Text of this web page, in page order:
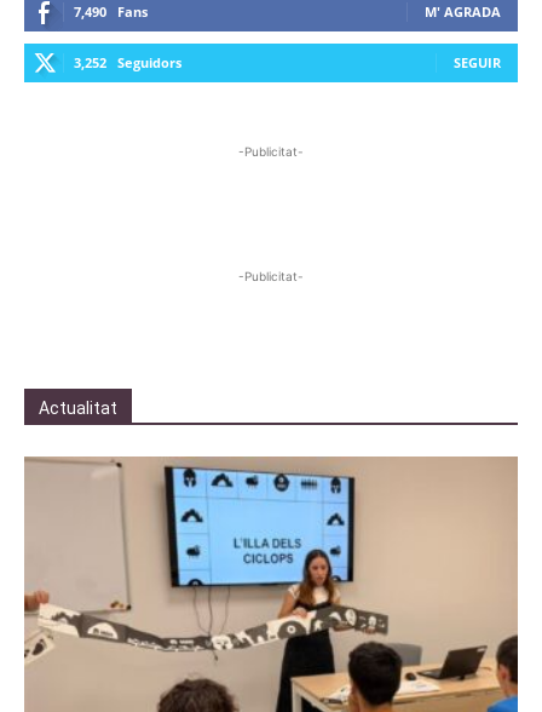
7,490 Fans M' AGRADA
3,252 Seguidors SEGUIR
-Publicitat-
-Publicitat-
Actualitat